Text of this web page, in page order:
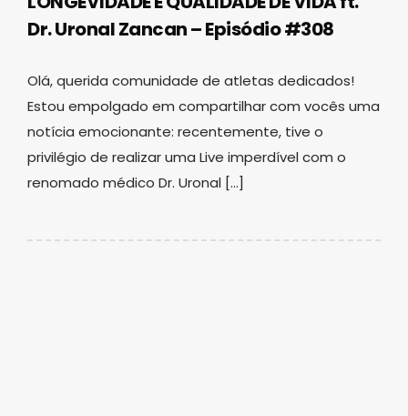
Dr. Uronal Zancan – Episódio #308
Olá, querida comunidade de atletas dedicados!
Estou empolgado em compartilhar com vocês uma
notícia emocionante: recentemente, tive o
privilégio de realizar uma Live imperdível com o
renomado médico Dr. Uronal […]